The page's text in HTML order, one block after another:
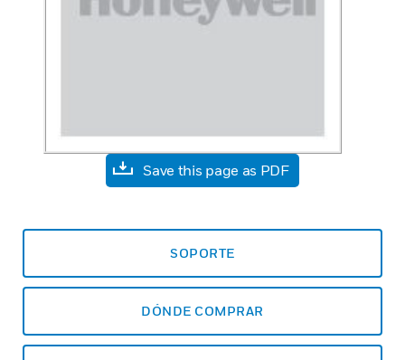
Save this page as PDF
SOPORTE
DÓNDE COMPRAR